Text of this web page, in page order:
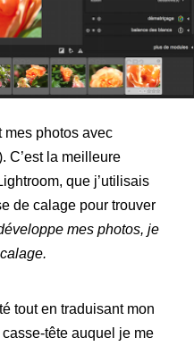
mes photos avec
C’est la meilleure
que j’utilisais
de calage pour trouver
mes photos, je
tout en traduisant mon
tête auquel je me